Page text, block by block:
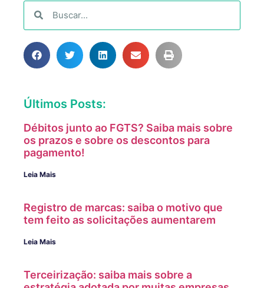
Últimos Posts:
Débitos junto ao FGTS? Saiba mais sobre
os prazos e sobre os descontos para
pagamento!
Leia Mais
Registro de marcas: saiba o motivo que
tem feito as solicitações aumentarem
Leia Mais
Terceirização: saiba mais sobre a